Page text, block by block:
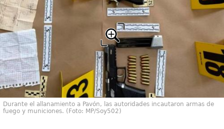
Durante el allanamiento a Pavón, las autoridades incautaron armas de
fuego y municiones. (Foto: MP/Soy502)